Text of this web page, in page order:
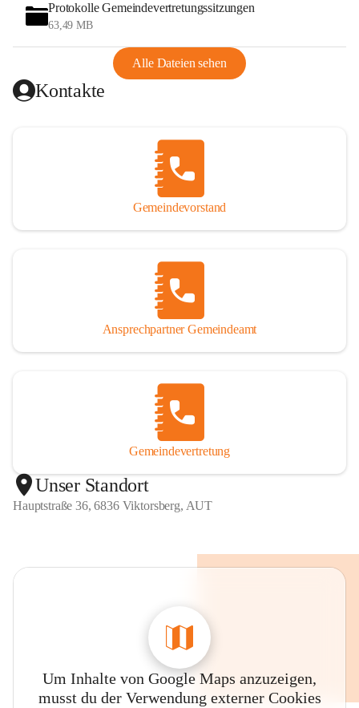
Protokolle Gemeindevertretungssitzungen
63,49 MB
Alle Dateien sehen
Kontakte
Gemeindevorstand
Ansprechpartner Gemeindeamt
Gemeindevertretung
Unser Standort
Hauptstraße 36, 6836 Viktorsberg, AUT
Um Inhalte von Google Maps anzuzeigen,
musst du der Verwendung externer Cookies